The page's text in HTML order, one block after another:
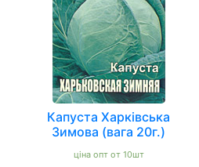
Капуста Харківська
Зимова (вага 20г.)
ціна опт от 10шт